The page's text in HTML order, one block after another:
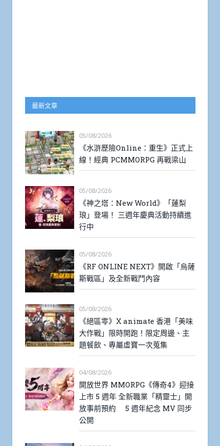
最新文章
05/08/2026
《水滸歷險Online：重生》正式上
線！經典 PCMMORPG 再戰梁山
05/08/2026
《神之塔：New World》「蓮梨
琅」登場！ 三週年慶典活動持續進
行中
05/08/2026
《RF ONLINE NEXT》開啟「烏薩
斯戰區」及全新戰鬥內容
05/08/2026
《絕區零》X animate 香港「美味
大作戰」限時開跑！限定周邊、主
題餐飲、專屬虛寶一次蒐集
04/08/2026
開放世界 MMORPG《傳奇4》迎接
上市 5 週年 全新職業「精靈士」開
放事前預約 5 週年紀念 MV 同步
公開